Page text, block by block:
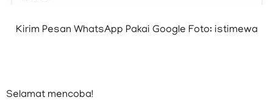
Kirim Pesan WhatsApp Pakai Google Foto: istimewa
Selamat mencoba!